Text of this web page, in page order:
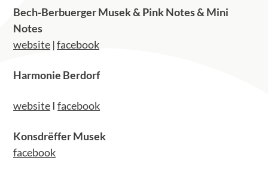
Bech-Berbuerger Musek & Pink Notes & Mini
Notes
website |facebook
Harmonie Berdorf
website I facebook
Konsdrëffer Musek
facebook